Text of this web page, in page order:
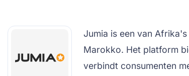
Jumia is een van
Marokko. Het platform
verbindt consumenten